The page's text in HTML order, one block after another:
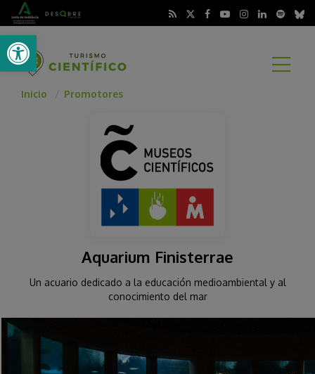
Abrir barra de herramientas
Inicio Promotores
Aquarium Finisterrae
Un acuario dedicado a la educación medioambiental y al
conocimiento del mar